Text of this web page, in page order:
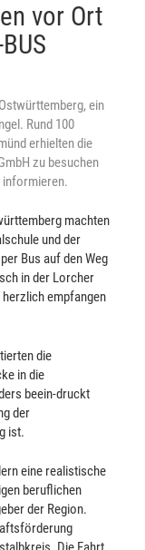
vor Ort
ein
Rund 100
erhielten die
zu besuchen
informieren.
machten
und der
Bus auf den Weg
in der Lorcher
empfangen
die
in die
beein-druckt
der
ist.
eine realistische
beruflichen
der Region.